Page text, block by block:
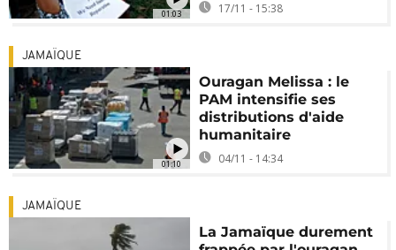
01:03 17/11 - 15:38
01:10
JAMAÏQUE
Ouragan Melissa : le
PAM intensifie ses
distributions d'aide
humanitaire
04/11 - 14:34
JAMAÏQUE
La Jamaïque durement